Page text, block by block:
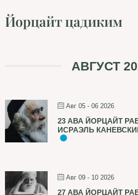
Йорцайт цадиким
АВГУСТ
Авг 05 - 06 2026
23 АВА ЙОРЦАЙТ
ИСРАЭЛЬ
Авг 09 - 10 2026
27 АВА ЙОРЦАЙТ